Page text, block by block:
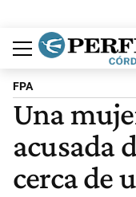
Política
Economía
Judiciales
Sociedad
Cultura
Espectáculos
Deportes
Protagonistas
FPA
Una
acusada
cerca de